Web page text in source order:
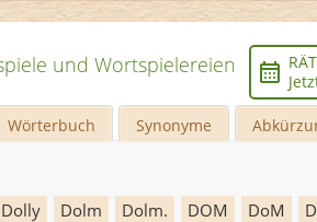
und Wortspielereien
Wörterbuch Synonyme
Dolly Dolm Dolm. DOM DoM